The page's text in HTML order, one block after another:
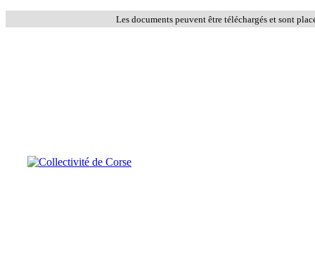
Les documents peuvent être téléchargés et sont